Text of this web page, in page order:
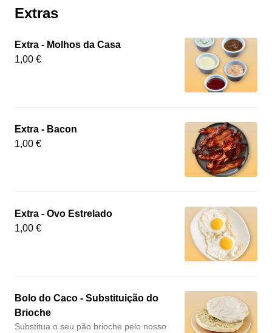
Extras
Extra - Molhos da Casa
1,00 €
Extra - Bacon
1,00 €
Extra - Ovo Estrelado
1,00 €
Bolo do Caco - Substituição do
Brioche
Substitua o seu pão brioche pelo nosso